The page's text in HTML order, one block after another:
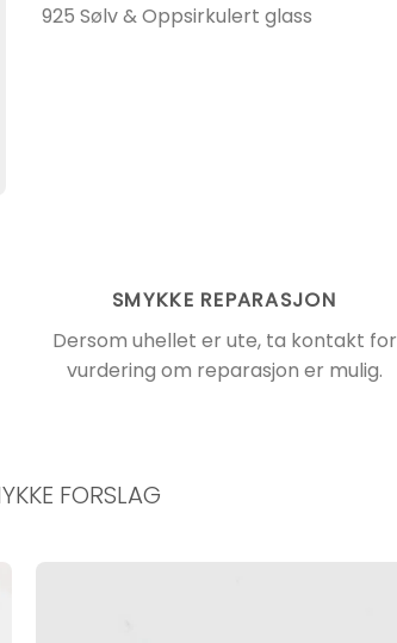
925 Sølv & Oppsirkulert glass
SMYKKE REPARASJON
Dersom uhellet er ute, ta kontakt for
vurdering om reparasjon er mulig.
FORSLAG